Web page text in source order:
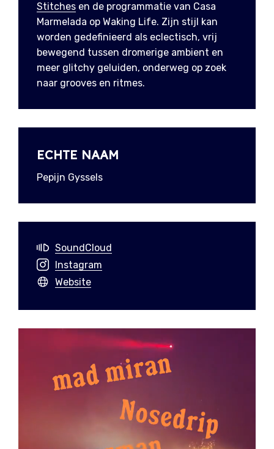
Stitches en de programmatie van Casa
Marmelada op Waking Life. Zijn stijl kan
worden gedefinieerd als eclectisch, vrij
bewegend tussen dromerige ambient en
meer glitchy geluiden, onderweg op zoek
naar grooves en ritmes.
ECHTE NAAM
Pepijn Gyssels
SoundCloud
Instagram
Website